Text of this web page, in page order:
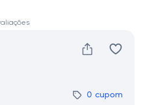
0 cupom